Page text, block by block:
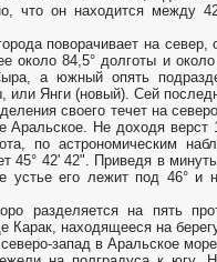
что он находится между
поворачивает на север,
84,5° долготы и
а южный опять
Янги (новый). Сей
своего течет на
Аральское. Не доходя
по астрономическим
45° 42' 42". Приведя в
его лежит под 46° и
разделяется на пять
Карак, находящееся на
запад в Аральское